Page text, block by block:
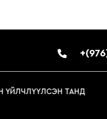
ҮЙЛЧЛҮҮЛСЭН ТАНД